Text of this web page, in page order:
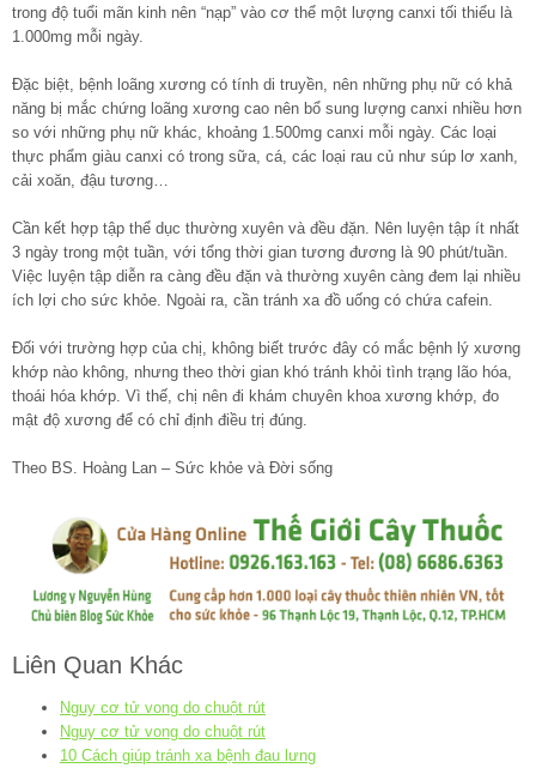
trong độ tuổi mãn kinh nên “nạp” vào cơ thể một lượng canxi tối thiểu là
1.000mg mỗi ngày.
Đặc biệt, bệnh loãng xương có tính di truyền, nên những phụ nữ có khả
năng bị mắc chứng loãng xương cao nên bổ sung lượng canxi nhiều hơn
so với những phụ nữ khác, khoảng 1.500mg canxi mỗi ngày. Các loại
thực phẩm giàu canxi có trong sữa, cá, các loại rau củ như súp lơ xanh,
cải xoăn, đậu tương…
Cần kết hợp tập thể dục thường xuyên và đều đặn. Nên luyện tập ít nhất
3 ngày trong một tuần, với tổng thời gian tương đương là 90 phút/tuần.
Việc luyện tập diễn ra càng đều đặn và thường xuyên càng đem lại nhiều
ích lợi cho sức khỏe. Ngoài ra, cần tránh xa đồ uống có chứa cafein.
Đối với trường hợp của chị, không biết trước đây có mắc bệnh lý xương
khớp nào không, nhưng theo thời gian khó tránh khỏi tình trạng lão hóa,
thoái hóa khớp. Vì thế, chị nên đi khám chuyên khoa xương khớp, đo
mật độ xương để có chỉ định điều trị đúng.
Theo BS. Hoàng Lan – Sức khỏe và Đời sống
Liên Quan Khác
Nguy cơ tử vong do chuột rút
Nguy cơ tử vong do chuột rút
10 Cách giúp tránh xa bệnh đau lưng